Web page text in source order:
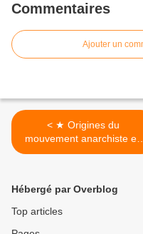
Commentaires
Ajouter un
< ★ Origines du
mouvement anarchiste en
Chine
Hébergé par Overblog
Top articles